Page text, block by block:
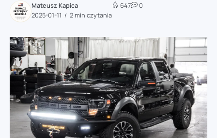
Mateusz Kapica
2025-01-11
2 min czytania
647 0